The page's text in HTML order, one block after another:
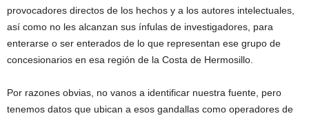
provocadores directos de los hechos y a los autores intelectuales,
así como no les alcanzan sus ínfulas de investigadores, para
enterarse o ser enterados de lo que representan ese grupo de
concesionarios en esa región de la Costa de Hermosillo.
Por razones obvias, no vanos a identificar nuestra fuente, pero
tenemos datos que ubican a esos gandallas como operadores de